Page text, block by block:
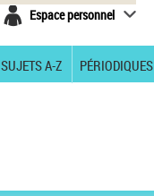
Espace personnel
SUJETS A-Z PÉRIODIQUES